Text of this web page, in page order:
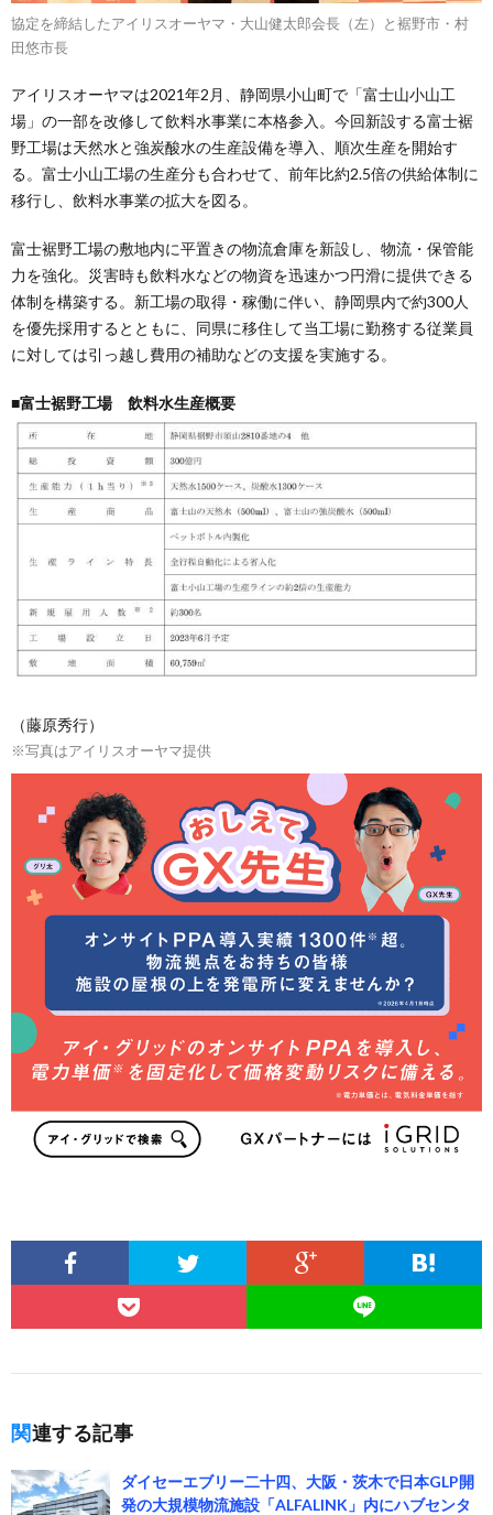
協定を締結したアイリスオーヤマ・大山健太郎会長（左）と裾野市・村
田悠市長
アイリスオーヤマは2021年2月、静岡県小山町で「富士山小山工
場」の一部を改修して飲料水事業に本格参入。今回新設する富士裾
野工場は天然水と強炭酸水の生産設備を導入、順次生産を開始す
る。富士小山工場の生産分も合わせて、前年比約2.5倍の供給体制に
移行し、飲料水事業の拡大を図る。
富士裾野工場の敷地内に平置きの物流倉庫を新設し、物流・保管能
力を強化。災害時も飲料水などの物資を迅速かつ円滑に提供できる
体制を構築する。新工場の取得・稼働に伴い、静岡県内で約300人
を優先採用するとともに、同県に移住して当工場に勤務する従業員
に対しては引っ越し費用の補助などの支援を実施する。
■富士裾野工場 飲料水生産概要
（藤原秀行）
※写真はアイリスオーヤマ提供
関連する記事
ダイセーエブリー二十四、大阪・茨木で日本GLP開
発の大規模物流施設「ALFALINK」内にハブセンタ